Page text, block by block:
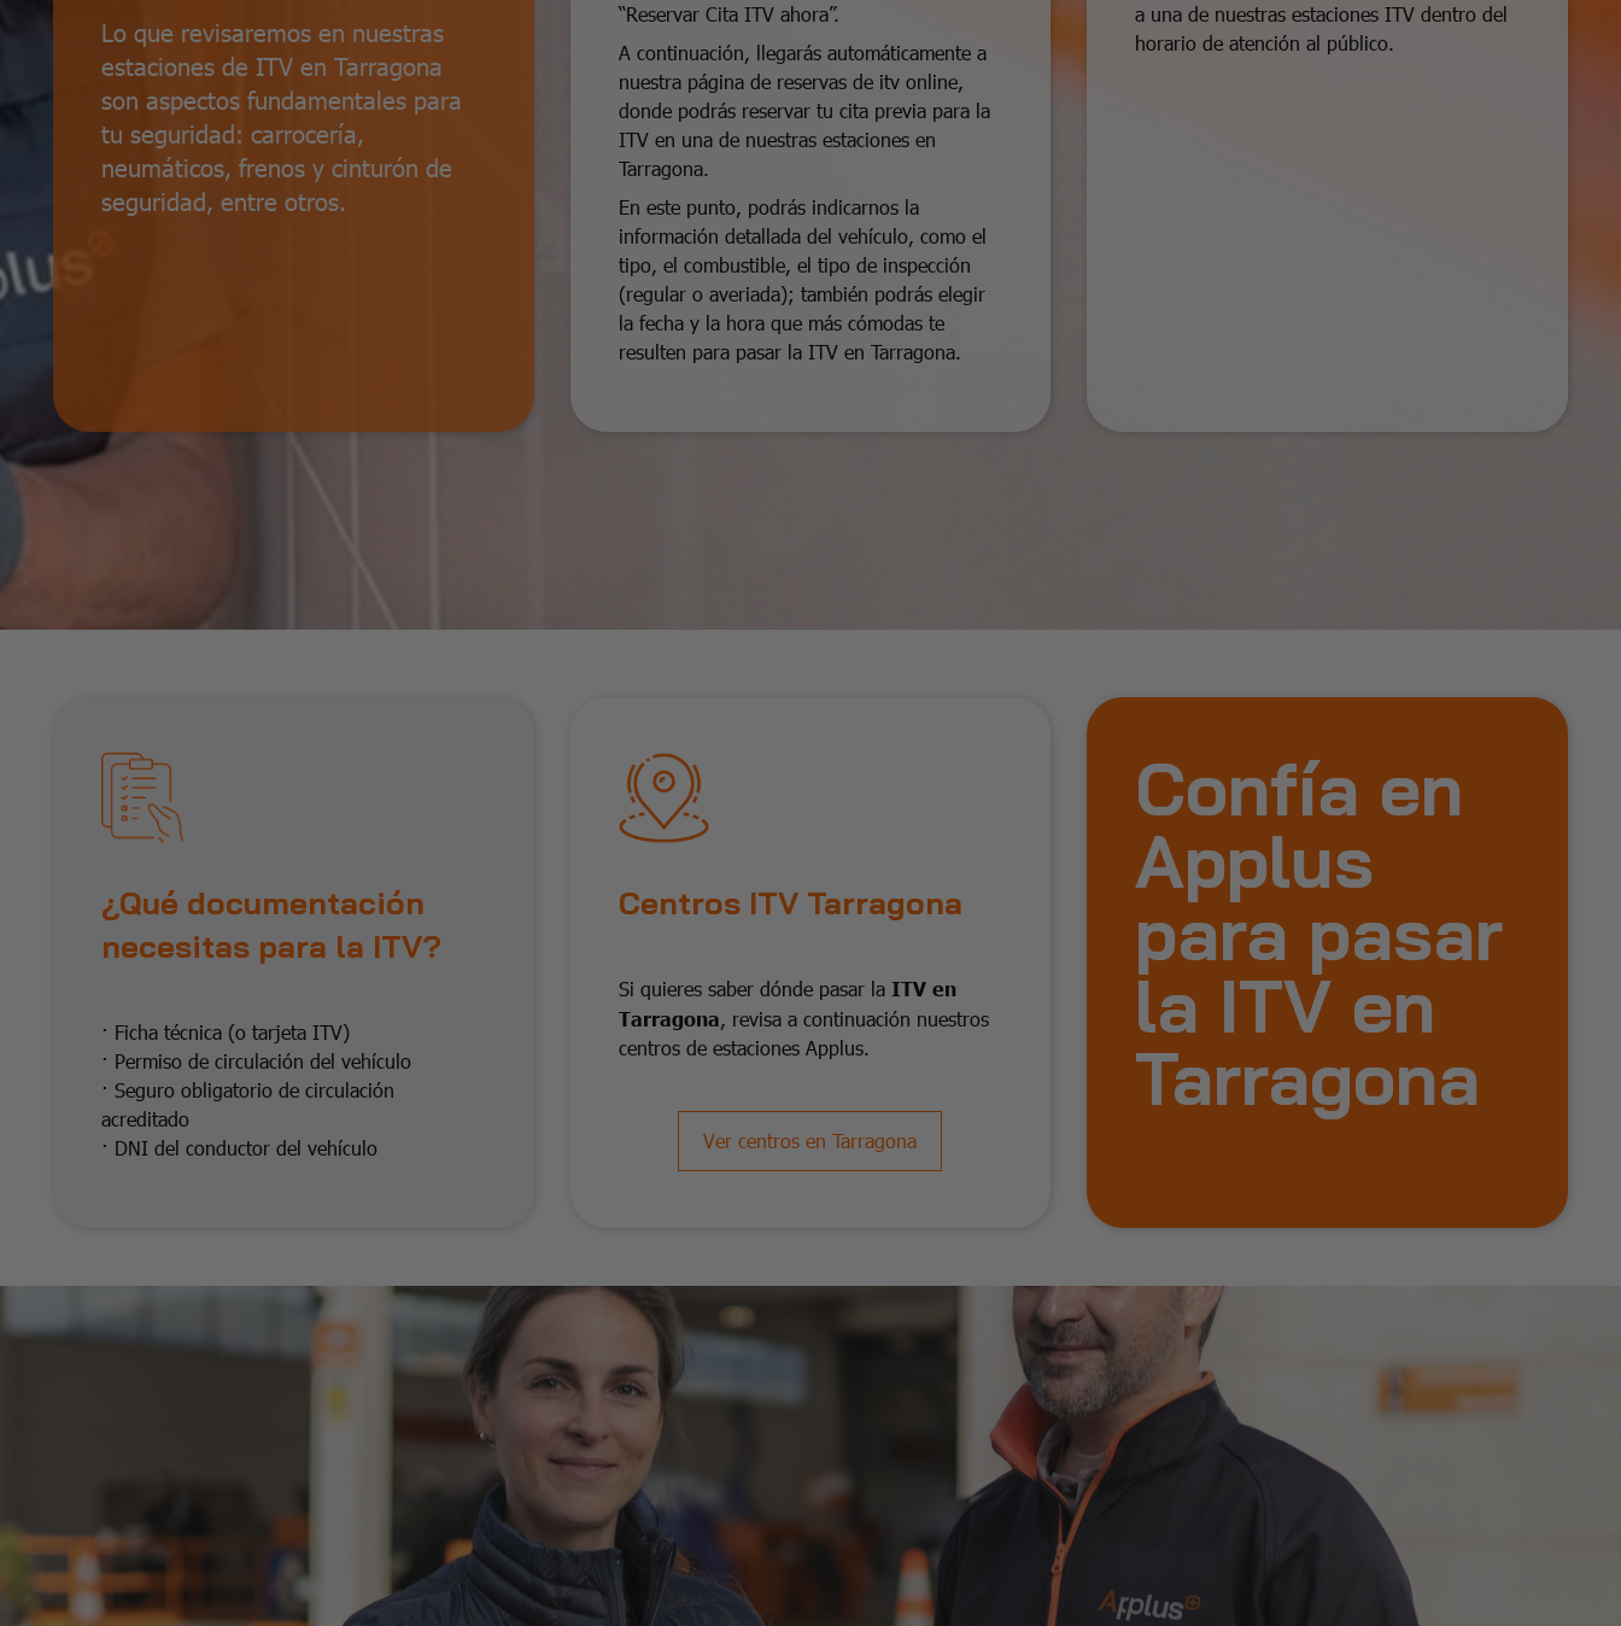
Lo que revisaremos en nuestras
estaciones de ITV en Tarragona
son aspectos fundamentales para
tu seguridad: carrocería,
neumáticos, frenos y cinturón de
seguridad, entre otros.
“Reservar Cita ITV ahora”.
A continuación, llegarás automáticamente a
nuestra página de reservas de itv online,
donde podrás reservar tu cita previa para la
ITV en una de nuestras estaciones en
Tarragona.
En este punto, podrás indicarnos la
información detallada del vehículo, como el
tipo, el combustible, el tipo de inspección
(regular o averiada); también podrás elegir
la fecha y la hora que más cómodas te
resulten para pasar la ITV en Tarragona.
a una de nuestras estaciones ITV dentro del
horario de atención al público.
¿Qué documentación
necesitas para la ITV?
· Ficha técnica (o tarjeta ITV)
· Permiso de circulación del vehículo
· Seguro obligatorio de circulación
acreditado
· DNI del conductor del vehículo
Centros ITV Tarragona
Si quieres saber dónde pasar la ITV en
Tarragona, revisa a continuación nuestros
centros de estaciones Applus.
Ver centros en Tarragona
Confía en
Applus
para pasar
la ITV en
Tarragona